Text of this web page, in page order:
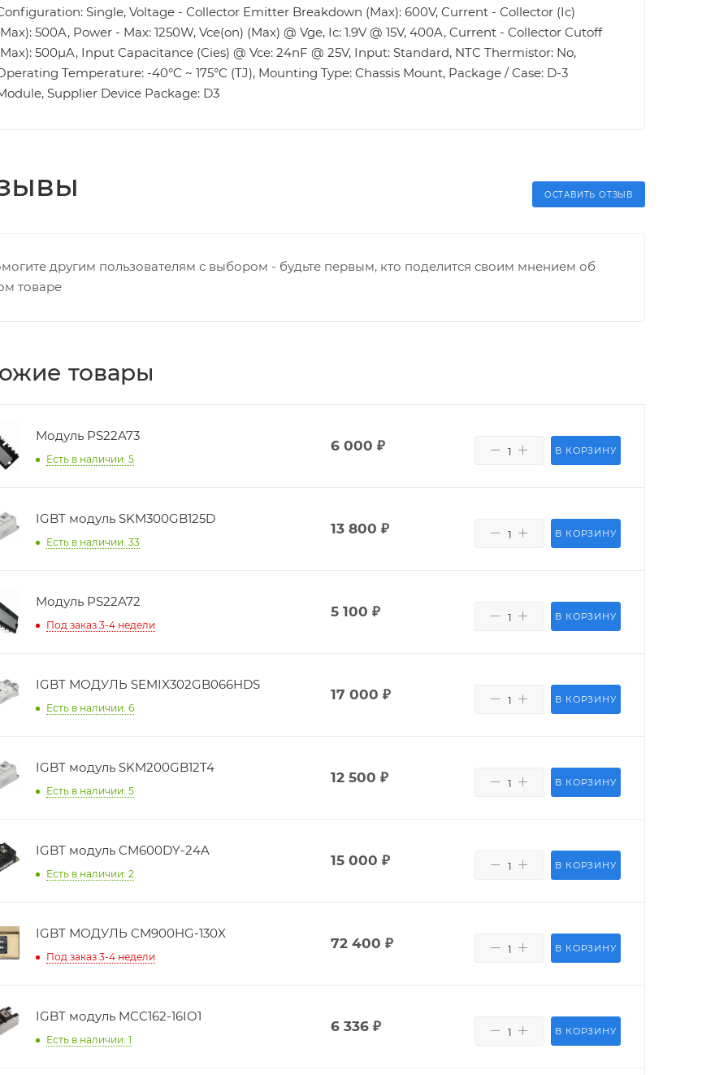
Single, Voltage - Collector Emitter Breakdown (Max): 600V, Current - Collector (Ic)
500A, Power - Max: 1250W, Vce(on) (Max) @ Vge, Ic: 1.9V @ 15V, 400A, Current - Collector Cutoff
500µA, Input Capacitance (Cies) @ Vce: 24nF @ 25V, Input: Standard, NTC Thermistor: No,
Temperature: -40°C ~ 175°C (TJ), Mounting Type: Chassis Mount, Package / Case: D-3
Supplier Device Package: D3
ОСТАВИТЬ ОТЗЫВ
другим пользователям с выбором - будьте первым, кто поделится своим мнением об
товаре
товары
Модуль PS22A73
Есть в наличии: 5
6 000 ₽ В КОРЗИНУ
IGBT модуль SKM300GB125D
Есть в наличии: 33
13 800 ₽ В КОРЗИНУ
Модуль PS22A72
Под заказ 3-4 недели
5 100 ₽ В КОРЗИНУ
IGBT МОДУЛЬ SEMIX302GB066HDS
Есть в наличии: 6
17 000 ₽ В КОРЗИНУ
IGBT модуль SKM200GB12T4
Есть в наличии: 5
12 500 ₽ В КОРЗИНУ
IGBT модуль CM600DY-24A
Есть в наличии: 2
15 000 ₽ В КОРЗИНУ
IGBT МОДУЛЬ CM900HG-130X
Под заказ 3-4 недели
72 400 ₽ В КОРЗИНУ
IGBT модуль MCC162-16IO1
Есть в наличии: 1
6 336 ₽ В КОРЗИНУ